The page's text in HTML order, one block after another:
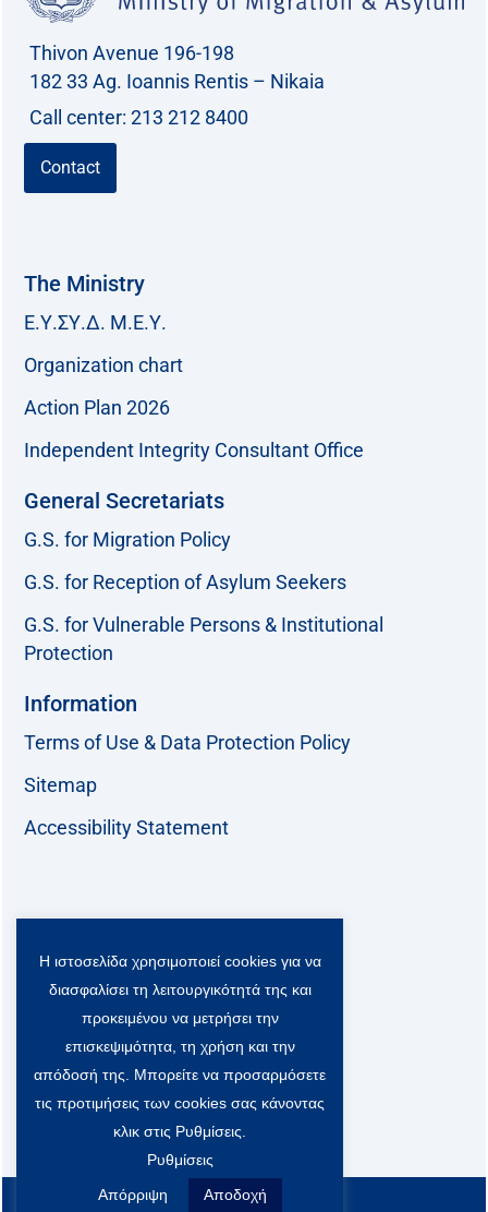
Thivon Avenue 196-198
182 33 Ag. Ioannis Rentis – Nikaia
Call center: 213 212 8400
Contact
The Ministry
Ε.Υ.ΣΥ.Δ. Μ.Ε.Υ.
Organization chart
Action Plan 2026
Independent Integrity Consultant Office
General Secretariats
G.S. for Migration Policy
G.S. for Reception of Asylum Seekers
G.S. for Vulnerable Persons & Institutional
Protection
Information
Terms of Use & Data Protection Policy
Sitemap
Accessibility Statement
F
a
o
k
T
w
t
t
e
r
-
x
c
L
i
k
e
d
i
n
Y
o
u
t
u
b
e
Viber Community:
All rights reserved
Η ιστοσελίδα χρησιμοποιεί cookies για να
διασφαλίσει τη λειτουργικότητά της και
προκειμένου να μετρήσει την
επισκεψιμότητα, τη χρήση και την
απόδοσή της. Μπορείτε να προσαρμόσετε
τις προτιμήσεις των cookies σας κάνοντας
κλικ στις Ρυθμίσεις.
Ρυθμίσεις
Απόρριψη Αποδοχή